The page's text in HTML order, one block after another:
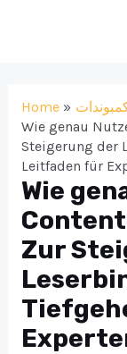
Home
Wie genau
Steigerung der
Leitfaden für
Wie
Zur